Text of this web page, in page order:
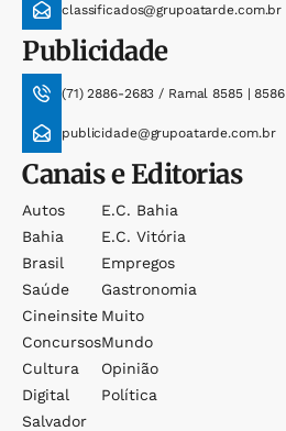
classificados@grupoatarde.com.br
Publicidade
(71) 2886-2683 / Ramal 8585 | 8586
publicidade@grupoatarde.com.br
Canais e Editorias
Autos
Bahia
Brasil
Saúde
Cineinsite
Concursos
Cultura
Digital
Salvador
E.c. Bahia
E.c. Vitória
Empregos
Gastronomia
Muito
Mundo
Opinião
Política